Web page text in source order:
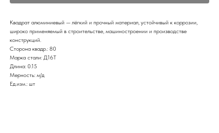
Квадрат алюминиевый — лёгкий и прочный материал, устойчивый к коррозии,
широко применяемый в строительстве, машиностроении и производстве
конструкций.
Сторона квадр.: 80
Марка стали: Д16Т
Длина: 0.15
Мерность: м/д
Ед.изм.: шт